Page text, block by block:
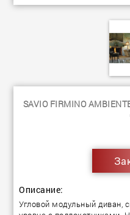
SAVIO FIRMINO
Описание:
Угловой модульный диван,